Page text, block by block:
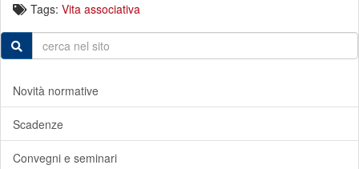
Tags: Vita associativa
Novità normative
Scadenze
Convegni e seminari